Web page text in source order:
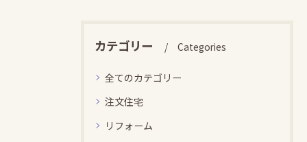
カテゴリー Categories
全てのカテゴリー
注文住宅
リフォーム